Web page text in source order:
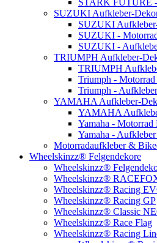
STARK FUTURE
SUZUKI Aufkleber-
SUZUKI
SUZUKI -
SUZUKI -
TRIUMPH Aufkleber-
TRIUMPH
Triumph -
Triumph -
YAMAHA Aufkleber-
YAMAHA
Yamaha - Motorrad
Yamaha -
Motorradaufkleber &
Wheelskinzz® Felgendekore
Wheelskinzz®
Wheelskinzz®
Wheelskinzz® Racing
Wheelskinzz® Racing GP
Wheelskinzz® Classic
Wheelskinzz® Race Flag
Wheelskinzz® Racing